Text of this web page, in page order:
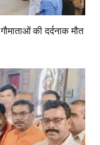
की दर्दनाक मौत